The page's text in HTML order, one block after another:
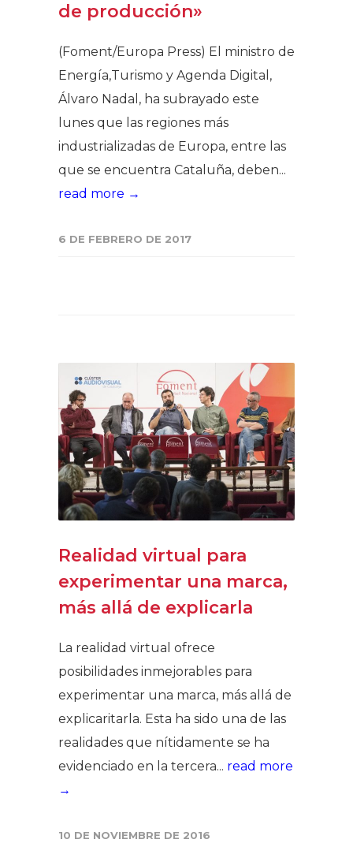
de producción»
(Foment/Europa Press) El ministro de
Energía,Turismo y Agenda Digital,
Álvaro Nadal, ha subrayado este
lunes que las regiones más
industrializadas de Europa, entre las
que se encuentra Cataluña, deben...
read more →
6 DE FEBRERO DE 2017
Realidad virtual para
experimentar una marca,
más allá de explicarla
La realidad virtual ofrece
posibilidades inmejorables para
experimentar una marca, más allá de
explicaritarla. Esta ha sido una de las
realidades que nítidamente se ha
evidenciado en la tercera... read more
→
10 DE NOVIEMBRE DE 2016